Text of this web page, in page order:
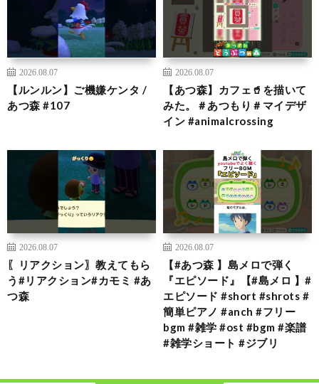
2026.08.07
【ルンルン】ご機嫌ケンタ /
あつ森 #107
2026.08.07
【あつ森】カフェ🥤を描いて
みた。＃あつもり＃マイデザ
イン #animalcrossing
2026.08.07
〖リアクション〗教えてもら
う#リアクション#カモミ #あ
つ森
2026.08.07
【#あつ森 】島メロで弾く
『エピソード』【#島メロ 】#
エピソード #short #shrots #
簡単ピアノ #anch #フリー
bgm #雑学 #ost #bgm #楽譜
#雑学ショート #ジブリ